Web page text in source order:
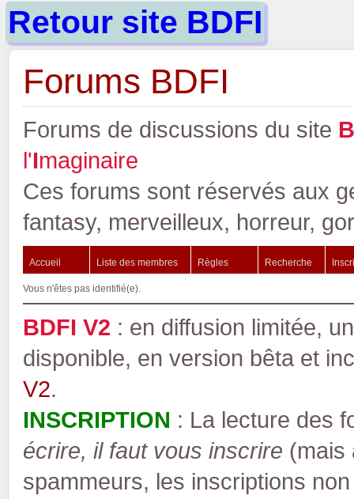
Retour site BDFI
Forums BDFI
Forums de discussions du site B
l'Imaginaire
Ces forums sont réservés aux
fantasy, merveilleux, horreur,
Accueil Liste des membres Règles Recherche
Vous n'êtes pas identifié(e).
BDFI V2 : en diffusion limitée,
disponible, en version bêta et
V2.
INSCRIPTION : La lecture des
écrire, il faut vous inscrire (mais
spammeurs, les inscriptions